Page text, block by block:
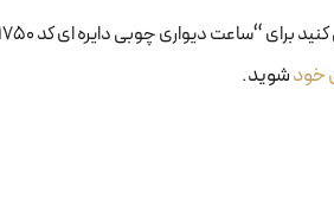
برای “ساعت دیواری چوبی دایره ای کد ۵۱۷۵۰”
خودشوید.